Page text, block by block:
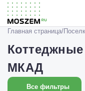
Главная страница
МКАД
Все фильтры